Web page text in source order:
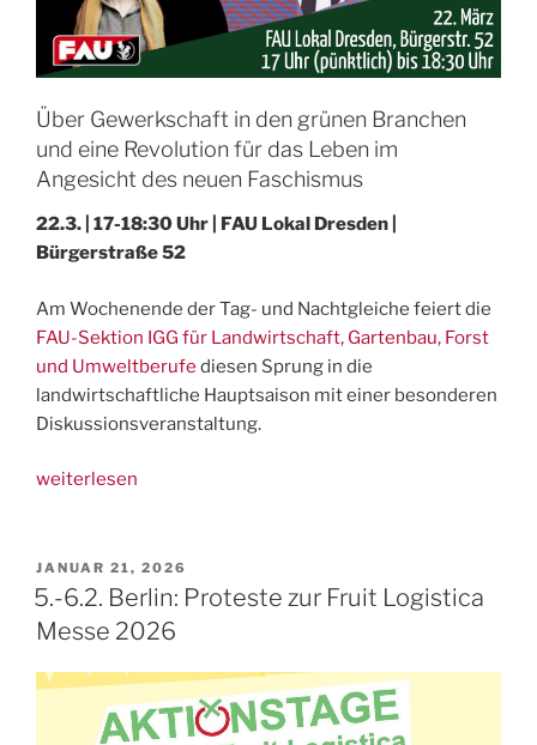
Über Gewerkschaft in den grünen Branchen
und eine Revolution für das Leben im
Angesicht des neuen Faschismus
22.3. | 17-18:30 Uhr | FAU Lokal Dresden |
Bürgerstraße 52
Am Wochenende der Tag- und Nachtgleiche feiert die
FAU-Sektion IGG für Landwirtschaft, Gartenbau, Forst
und Umweltberufe diesen Sprung in die
landwirtschaftliche Hauptsaison mit einer besonderen
Diskussionsveranstaltung.
„22.3.,
IGG
&
Autorin
Redecker“
weiterlesen
VERÖFFENTLICHT
AM
JANUAR 21, 2026
5.-6.2. Berlin: Proteste zur Fruit Logistica
Messe 2026